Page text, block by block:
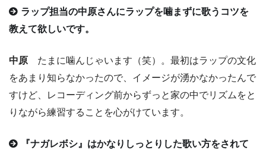
ラップ担当の中原さんにラップを噛まずに歌うコツを
教えて欲しいです。
中原 たまに噛んじゃいます（笑）。最初はラップの文化
をあまり知らなかったので、イメージが湧かなかったんで
すけど、レコーディング前からずっと家の中でリズムをと
りながら練習することを心がけています。
『ナガレボシ』はかなりしっとりした歌い方をされて